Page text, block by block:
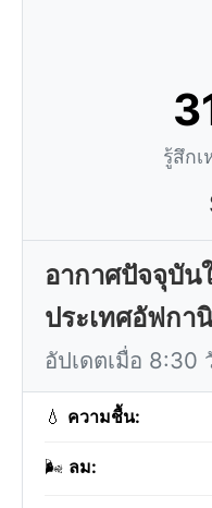
รู้สึก
อากาศปัจจุบัน
ประเทศอัฟกา
อัปเดตเมื่อ 8:30
💧 ความชื้น:
🌬️ ลม: